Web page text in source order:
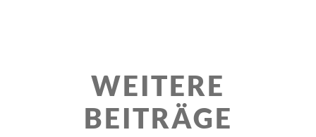
WEITERE
BEITRÄGE